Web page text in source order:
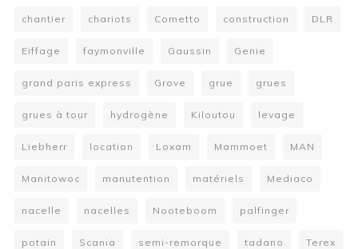
chantier chariots Cometto construction DLR
Eiffage faymonville Gaussin Genie
grand paris express Grove grue grues
grues à tour hydrogène Kiloutou levage
Liebherr location Loxam Mammoet MAN
Manitowoc manutention matériels Mediaco
nacelle nacelles Nooteboom palfinger
potain Scania semi-remorque tadano Terex